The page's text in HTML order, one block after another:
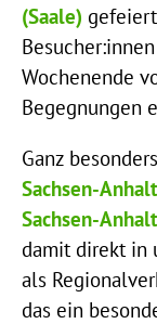
(Saale)
Wochenende
Begegnungen
Ganz
Sachsen-
Sachsen-
damit direkt in
als
das ein